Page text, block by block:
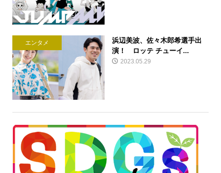
エンタメ
浜辺美波、佐々木郎希選手出
演！ ロッテ チューイ...
2023.05.29